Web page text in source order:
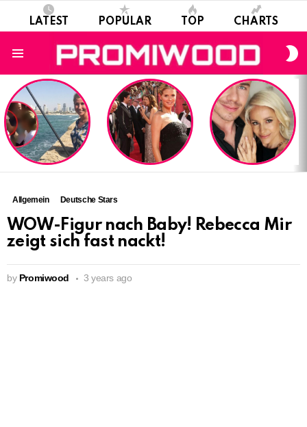
LATEST POPULAR TOP CHARTS
LATEST
STORIES
Allgemein Deutsche Stars
WOW-Figur nach Baby! Rebecca Mir
zeigt sich fast nackt!
by Promiwood 3 years ago